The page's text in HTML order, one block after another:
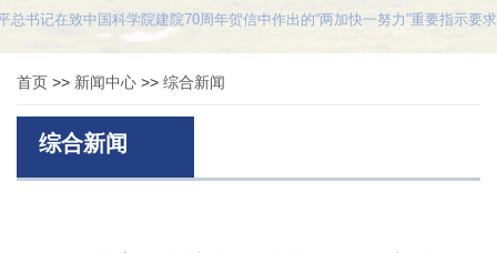
书记在致中国科学院建院70周年贺信中作出的“两加快一努力”重要指示要求
首页 >> 新闻中心 >> 综合新闻
综合新闻